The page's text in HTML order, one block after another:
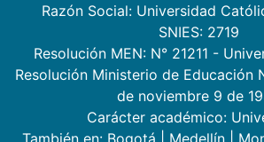
Razón Social: Universidad
SNIES: 2719
Resolución MEN: N° 21211 -
Resolución Ministerio de Educación
de noviembre 9 de
Carácter académico:
También en: Bogotá Medellín